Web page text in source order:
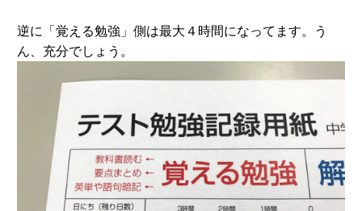
逆に「覚える勉強」側は最大４時間になってます。う
ん、充分でしょう。